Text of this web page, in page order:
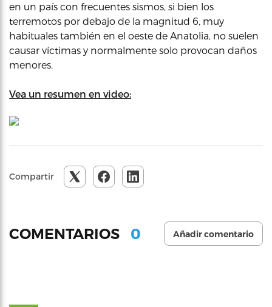
en un país con frecuentes sismos, si bien los
terremotos por debajo de la magnitud 6, muy
habituales también en el oeste de Anatolia, no suelen
causar víctimas y normalmente solo provocan daños
menores.
Vea un resumen en video:
Compartir
COMENTARIOS 0 Añadir comentario